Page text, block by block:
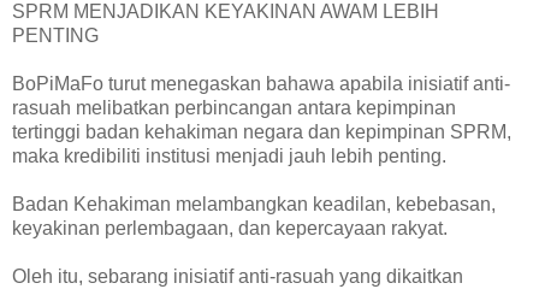
SPRM MENJADIKAN KEYAKINAN AWAM LEBIH
PENTING
BoPiMaFo turut menegaskan bahawa apabila inisiatif anti-
rasuah melibatkan perbincangan antara kepimpinan
tertinggi badan kehakiman negara dan kepimpinan SPRM,
maka kredibiliti institusi menjadi jauh lebih penting.
Badan Kehakiman melambangkan keadilan, kebebasan,
keyakinan perlembagaan, dan kepercayaan rakyat.
Oleh itu, sebarang inisiatif anti-rasuah yang dikaitkan